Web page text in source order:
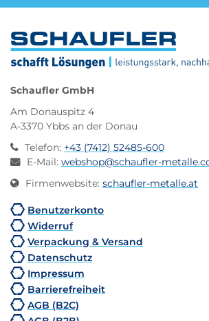
Schaufler GmbH
Am Donauspitz 4
A-3370 Ybbs an der Donau
Telefon: +43 (7412) 52485-600
E-Mail: webshop@schaufler-
Firmenwebsite: schaufler-metalle.at
Benutzerkonto
Widerruf
Verpackung & Versand
Datenschutz
Impressum
Barrierefreiheit
AGB (B2C)